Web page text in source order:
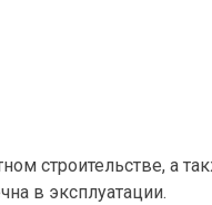
строительстве, а
в эксплуатации.